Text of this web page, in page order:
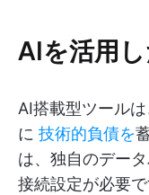
AIを活用
AI搭載型ツール
に 技術的負債を
は、独自のデー
接続設定が必要